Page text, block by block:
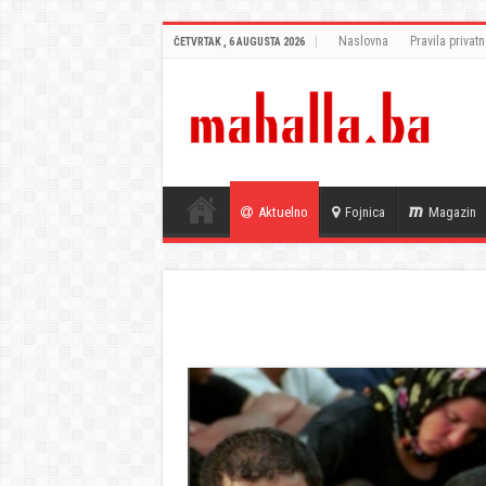
ČETVRTAK , 6 AUGUSTA 2026 Naslovna Pravila
Aktuelno Fojnica Magazin